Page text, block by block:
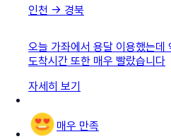
인천 → 경북
오늘 가좌에서 용달 이용했는데
도착시간 또한 매우 빨랐습니다
자세히 보기
매우 만족